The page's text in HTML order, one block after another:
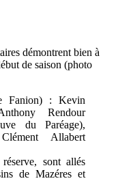
démontrent bien à
de saison (photo
Fanion) : Kevin
Rendour
du Paréage),
Allabert
sont allés
de Mazéres et